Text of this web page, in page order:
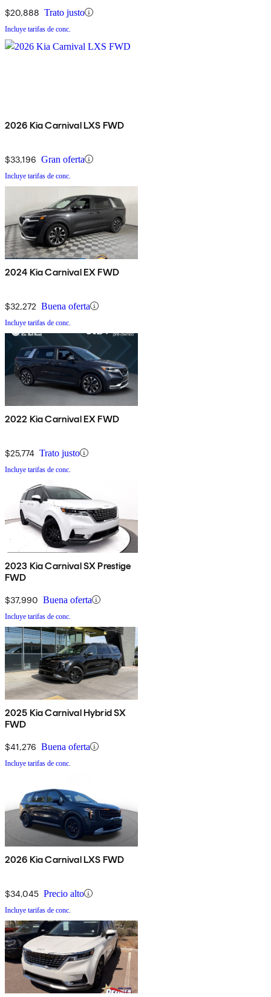
$20,888 Trato justo
Incluye tarifas de conc.
2026 Kia Carnival LXS FWD
$33,196 Gran oferta
Incluye tarifas de conc.
2024 Kia Carnival EX FWD
$32,272 Buena oferta
Incluye tarifas de conc.
2022 Kia Carnival EX FWD
$25,774 Trato justo
Incluye tarifas de conc.
2023 Kia Carnival SX Prestige
FWD
$37,990 Buena oferta
Incluye tarifas de conc.
2025 Kia Carnival Hybrid SX
FWD
$41,276 Buena oferta
Incluye tarifas de conc.
2026 Kia Carnival LXS FWD
$34,045 Precio alto
Incluye tarifas de conc.